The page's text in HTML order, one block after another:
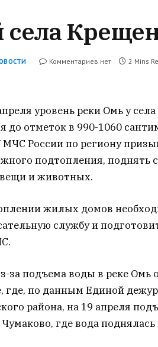
Комментариев нет 2 Mins
уровень реки Омь у
до отметок в 990-1060
МЧС России по региону
подтопления, поднять
и животных.
жилых домов
службу и
за подъема воды в реке Омь
где, по данным Единой
района, на 19 апреля
где вода